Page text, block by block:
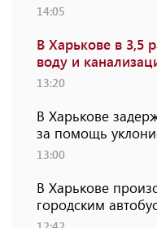
14:05
В Харькове в 3,5
воду и
13:20
В Харькове
за помощь
13:00
В Харькове
городским